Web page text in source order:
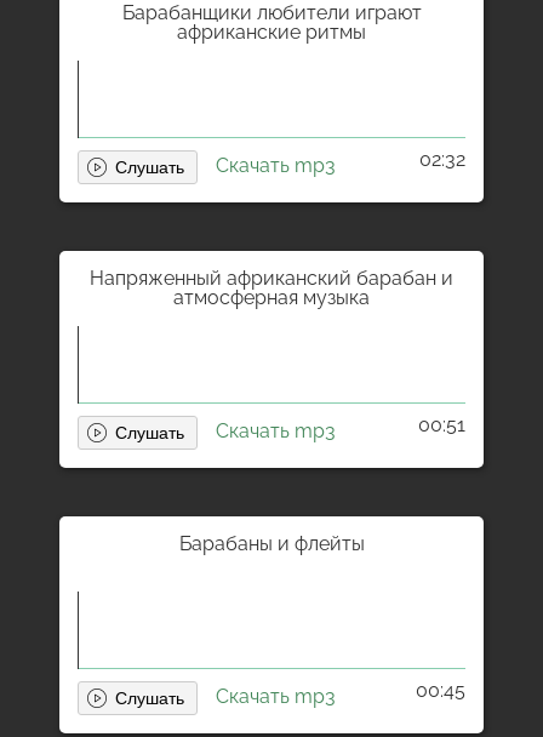
Барабанщики любители играют
африканские ритмы
Скачать mp3 02:32
Напряженный африканский барабан и
атмосферная музыка
Скачать mp3 00:51
Барабаны и флейты
Скачать mp3 00:45